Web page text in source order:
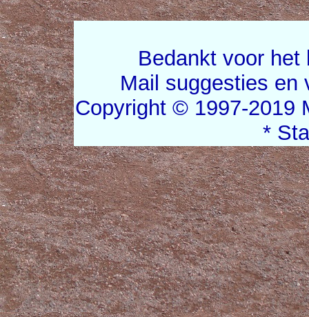
Bedankt voor
Mail suggesties en
Copyright © 1997-2019
*